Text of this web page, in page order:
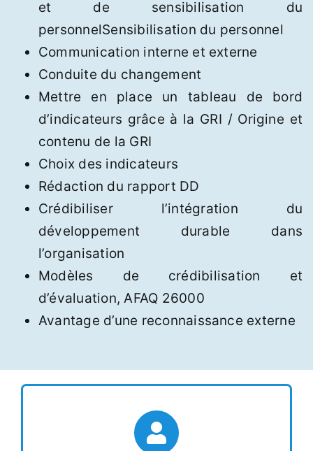
et de sensibilisation du
personnelSensibilisation du personnel
Communication interne et externe
Conduite du changement
Mettre en place un tableau de bord
d’indicateurs grâce à la GRI / Origine et
contenu de la GRI
Choix des indicateurs
Rédaction du rapport DD
Crédibiliser l’intégration du
développement durable dans
l’organisation
Modèles de crédibilisation et
d’évaluation, AFAQ 26000
Avantage d’une reconnaissance externe